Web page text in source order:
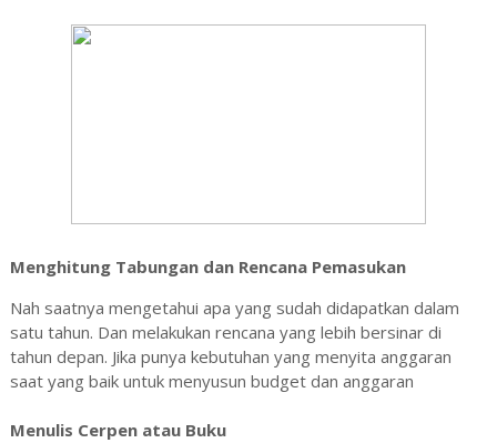
Menghitung Tabungan dan Rencana Pemasukan
Nah saatnya mengetahui apa yang sudah didapatkan dalam
satu tahun. Dan melakukan rencana yang lebih bersinar di
tahun depan. Jika punya kebutuhan yang menyita anggaran
saat yang baik untuk menyusun budget dan anggaran
Menulis Cerpen atau Buku